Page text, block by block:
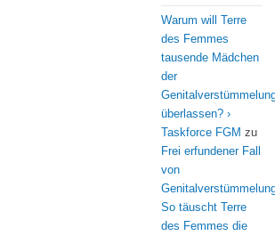
Warum will Terre
des Femmes
tausende Mädchen
der
überlassen? ›
Taskforce FGM zu
Frei erfundener Fall
von
So täuscht Terre
des Femmes die